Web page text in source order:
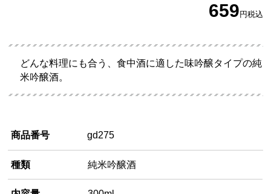
659 円税込
どんな料理にも合う、食中酒に適した味吟醸タイプの純
米吟醸酒。
商品番号 gd275
種類 純米吟醸酒